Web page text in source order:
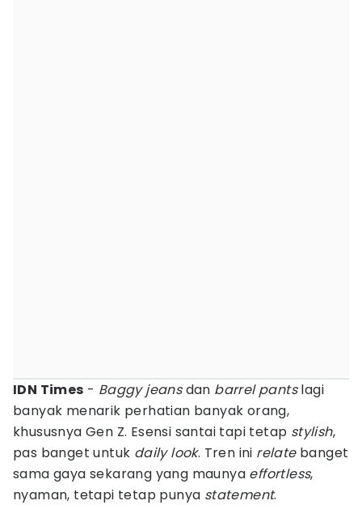
IDN Times - Baggy jeansdan barrel pantslagi
banyak menarik perhatian banyak orang,
khususnya Gen Z. Esensi santai tapi tetap stylish,
pas banget untuk daily look. Tren ini relatebanget
sama gaya sekarang yang maunya effortless,
nyaman, tetapi tetap punya statement.